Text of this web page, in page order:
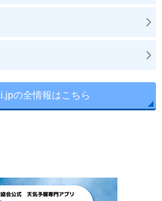
の全情報はこちら